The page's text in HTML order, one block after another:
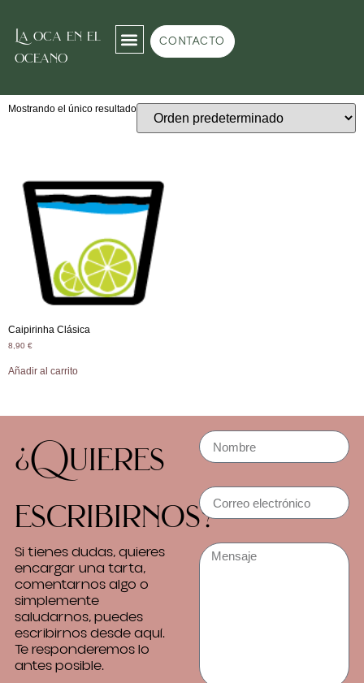
La oca en el
oceano
CONTACTO
Inicio /Cocktail Room / Caipirinhas
Caipirinhas
Mostrando el único resultado
Caipirinha Clásica
8,90 €
Añadir al carrito
¿Quieres
escribirnos?
Si tienes dudas, quieres
encargar una tarta,
comentarnos algo o
simplemente
saludarnos, puedes
escribirnos desde aquí.
Te responderemos lo
antes posible.